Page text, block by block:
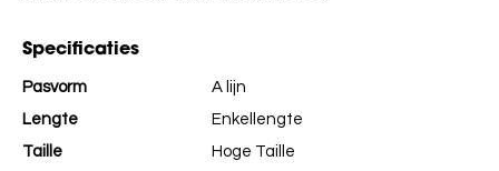
Specificaties
Pasvorm
A lijn
Lengte
Enkellengte
Taille
Hoge Taille